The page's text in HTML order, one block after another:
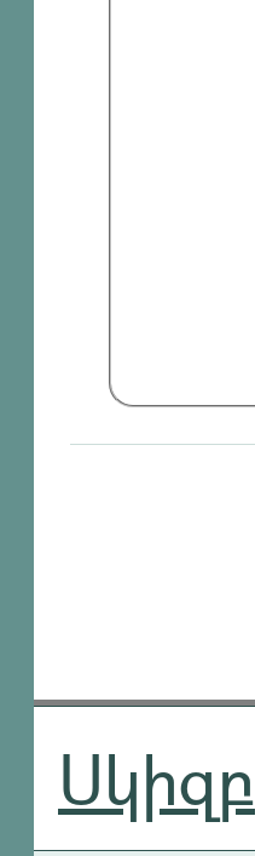
Սկիզբ